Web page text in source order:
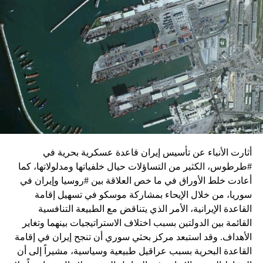
زيارة تأتي في إطار الجهود الدبلوماسية المكثفة التي تبذلها
واشنطن للدفع بالمفاوضات والتوصل إلى اتفاق لوقف لإطلاق
النار في غزة.
ويبدو أن نتنياهو استبق زيارة بلينكن لإسرائيل بالتأكيد على أن
الضغوط يجب أن تتوجه إلى حماس، وليس على حكومته.
كما وقال بيان من مكتب نتنياهو إنه مصر على بقاء القوات
الإسرائيلية في محور فيلادلفيا “لمنع الإرهابيين من إعادة
التسلح”.
وفي هذا السياق، قال الكاتب والباحث السياسي الفلسطيني
جمال زقوت في حديث لـ”سكاي نيوز عربية”:
حماس ليست عقبة في المفاوضات وأي حديث من هذا
القبيل تجني على الموقف الفلسطيني.
المعضلة الأساسية هي أن نتنياهو يعرض المجتمع
الإسرائيلي والمنطقة للخطر.
أثارت الأنباء عن تأسيس إيران قاعدة عسكرية بحرية في
#طرطوس، الكثير من التساؤلات حيال خلفياتها ومدلولاتها، كما
أعادت خلط الأوراق في ما خص العلاقة بين #روسيا وإيران في
سوريا، من خلال الإيحاء بمشاركة موسكو في تسهيل إقامة
القاعدة الإيرانية، الأمر الذي يتناقض مع الطبيعة التنافسية
القائمة بين الدولتين بسبب اختلاف الاستراتيجيات بينهما وتغاير
الأهداف. وقد استبعد مركز بحثي سوري أن تنجح إيران في إقامة
القاعدة البحرية بسبب عراقيل طبيعية وسياسية، مشيراً إلى أن